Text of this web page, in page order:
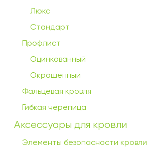
Люкс
Стандарт
Профлист
Оцинкованный
Окрашенный
Фальцевая кровля
Гибкая черепица
Аксессуары для кровли
Элементы безопасности кровли